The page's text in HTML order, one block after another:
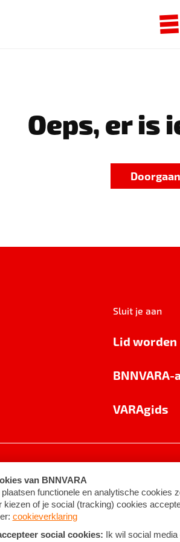
Oeps, er is
Sluit je aan
Lid worden
VARAgids
Algemene voorwaarden ©